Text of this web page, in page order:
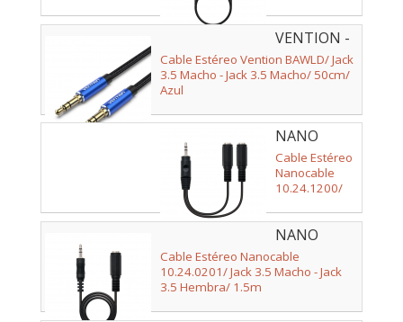
- Jack 3.5
Macho/ 1.5m
VENTION -
BAWLD
Cable Estéreo Vention BAWLD/ Jack
3.5 Macho - Jack 3.5 Macho/ 50cm/
Azul
NANO
CABLE -
10.24.1200
Cable Estéreo
Nanocable
10.24.1200/
- 2x Jack 3.5
Hembra/
15cm/ Negro
NANO
CABLE -
10.24.0201
Cable Estéreo Nanocable
10.24.0201/ Jack 3.5 Macho - Jack
3.5 Hembra/ 1.5m